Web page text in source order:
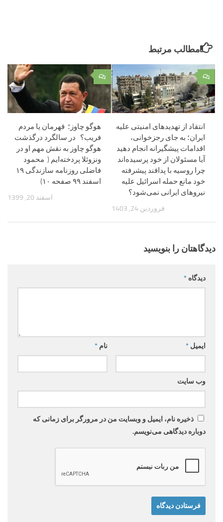
مطالب مرتبط
۰
هوگو چاوز؛ قهرمان یا مردم
‌فریب؟ در سالگرد درگذشت
هوگو چاوز به نقش مهم او در
ونزوئلا پردخته‌ایم ( محمود
فاضلی روزنامه سازندگی ۱۹
اسفند ۹۹ صفحه ۱۰)
اسفند 20, 1399
۰
انتقاد از تهدید‌های امنیتی علیه
ایران؛ به جای رجزخوانی،
اقدامات پیشگیرانه انجام دهید
آیا مسئولان از خود پرسیده‌اند
چرا روسیه با پدافند پیشرفته
خود مانع حمله اسرائیل علیه
نیرو‌های ایرانی نمی‌شود؟
فروردین 24, 1403
دیدگاهتان را بنویسید
دیدگاه *
نام * ایمیل *
وب‌ سایت
ذخیره نام، ایمیل و وبسایت من در مرورگر برای زمانی که
دوباره دیدگاهی می‌نویسم.